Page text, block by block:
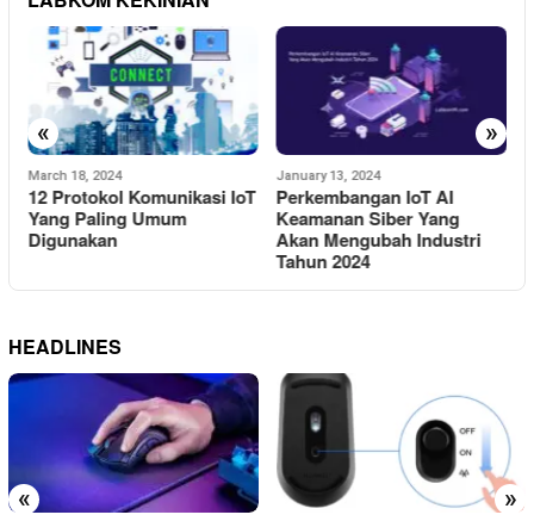
« »
March 18, 2024
12 Protokol Komunikasi IoT
Yang Paling Umum
Digunakan
January 13, 2024
Perkembangan IoT AI
Keamanan Siber Yang
Akan Mengubah Industri
Tahun 2024
HEADLINES
« »